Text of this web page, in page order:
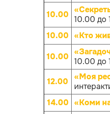
10.00 10.00 до
10.00 «Кто
10.00 10.00 до
12.00
«Моя
14.00 «Коми